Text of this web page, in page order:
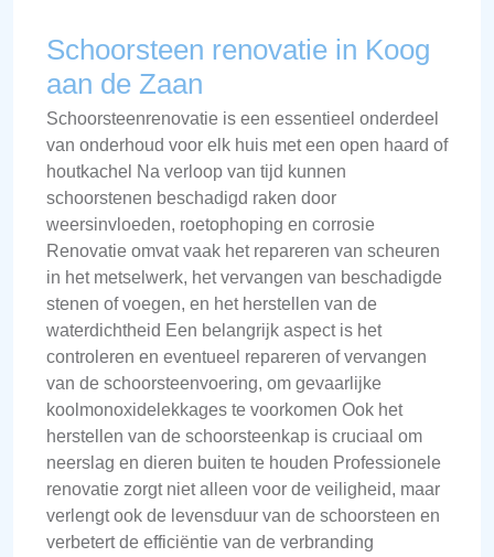
Schoorsteen renovatie in Koog
aan de Zaan
Schoorsteenrenovatie is een essentieel onderdeel
van onderhoud voor elk huis met een open haard of
houtkachel Na verloop van tijd kunnen
schoorstenen beschadigd raken door
weersinvloeden, roetophoping en corrosie
Renovatie omvat vaak het repareren van scheuren
in het metselwerk, het vervangen van beschadigde
stenen of voegen, en het herstellen van de
waterdichtheid Een belangrijk aspect is het
controleren en eventueel repareren of vervangen
van de schoorsteenvoering, om gevaarlijke
koolmonoxidelekkages te voorkomen Ook het
herstellen van de schoorsteenkap is cruciaal om
neerslag en dieren buiten te houden Professionele
renovatie zorgt niet alleen voor de veiligheid, maar
verlengt ook de levensduur van de schoorsteen en
verbetert de efficiëntie van de verbranding